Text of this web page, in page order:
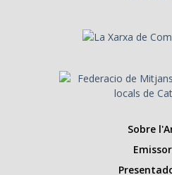
Sobre